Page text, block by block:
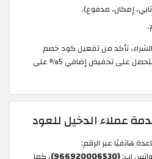
إمكان، مدفوع).
تأكد من تفعيل كود خصم
لتحصل على تخفيض إضافي 5% على
عملاء الدخيل للعود
هاتفيًا عبر الرقم: